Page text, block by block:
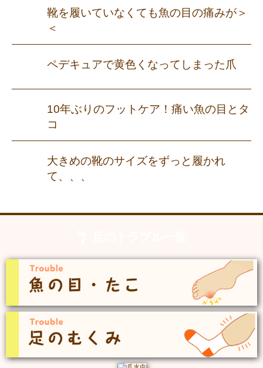
靴を履いていなくても魚の目の痛みが＞
＜
ペデキュアで黄色くなってしまった爪
10年ぶりのフットケア！痛い魚の目とタ
コ
大きめの靴のサイズをずっと履かれ
て、、、